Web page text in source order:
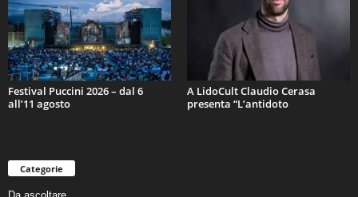
Festival Puccini 2026 – dal 6
all’11 agosto
A LidoCult Claudio Cerasa
presenta “L’antidoto
Categorie